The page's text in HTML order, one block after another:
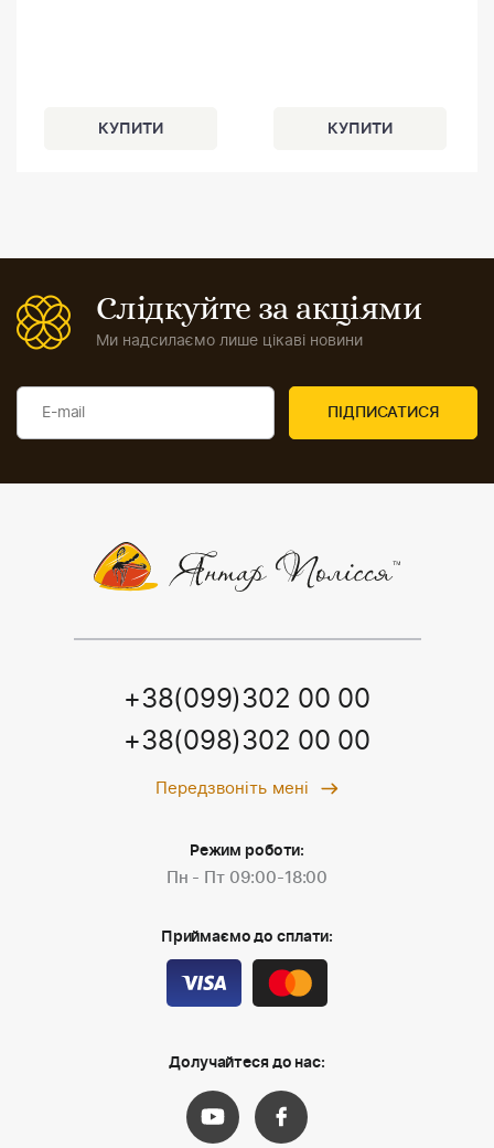
Слідкуйте за акціями
Ми надсилаємо лише цікаві новини
+38(099)302 00 00
+38(098)302 00 00
Передзвоніть мені
Режим роботи:
Пн - Пт 09:00-18:00
Приймаємо до сплати:
Долучайтеся до нас: